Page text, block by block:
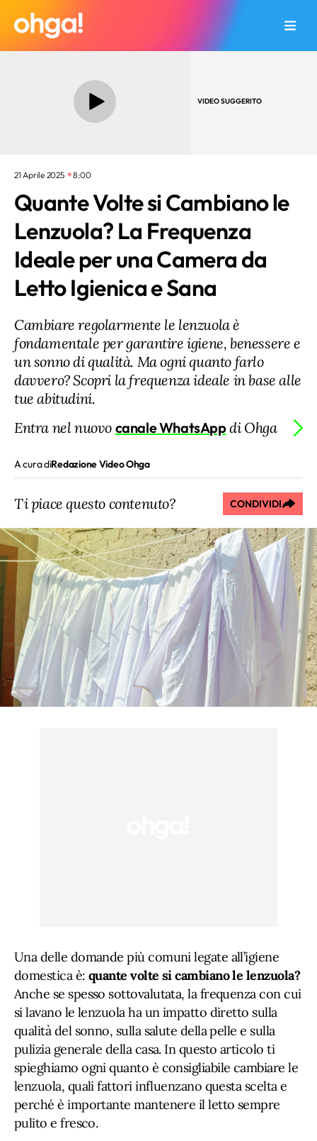
VIDEO SUGGERITO
21 Aprile 2025 8:00
Quante Volte si Cambiano le
Lenzuola? La Frequenza
Ideale per una Camera da
Letto Igienica e Sana
Cambiare regolarmente le lenzuola è
fondamentale per garantire igiene, benessere e
un sonno di qualità. Ma ogni quanto farlo
davvero? Scopri la frequenza ideale in base alle
tue abitudini.
Entra nel nuovo canale WhatsAppdi Ohga
A cura diRedazione Video Ohga
Ti piace questo contenuto? CONDIVIDI
Una delle domande più comuni legate all’igiene
domestica è: quante volte si cambiano le lenzuola?
Anche se spesso sottovalutata, la frequenza con cui
si lavano le lenzuola ha un impatto diretto sulla
qualità del sonno, sulla salute della pelle e sulla
pulizia generale della casa. In questo articolo ti
spieghiamo ogni quanto è consigliabile cambiare le
lenzuola, quali fattori influenzano questa scelta e
perché è importante mantenere il letto sempre
pulito e fresco.